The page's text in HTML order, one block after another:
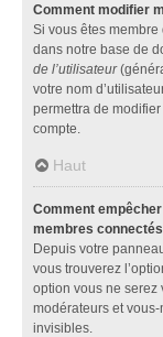
Comment modifier
Si vous êtes
dans notre base de
de l’utilisateur
votre nom
permettra de
compte.
Haut
Comment
membres
Depuis votre
vous trouverez
option vous ne serez
modérateurs et
invisibles.